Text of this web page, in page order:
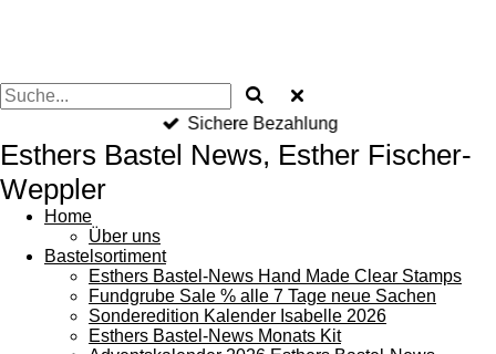
Sichere Bezahlung
Esthers Bastel News, Esther Fischer-
Weppler
Home
Über uns
Bastelsortiment
Esthers Bastel-News Hand Made Clear Stamps
Fundgrube Sale % alle 7 Tage neue Sachen
Sonderedition Kalender Isabelle 2026
Esthers Bastel-News Monats Kit